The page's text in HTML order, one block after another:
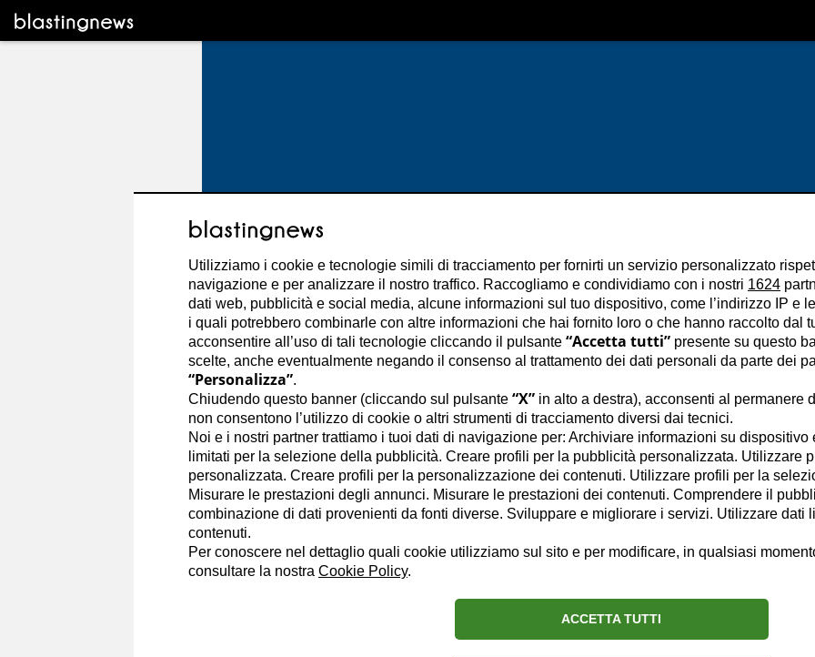
Federico Corna
Portfolio Chi sono Connessioni
Federico Corna
11/2/2015
I pronostici della 22° giornata di serie A
Utilizziamo i cookie e tecnologie simili di tracciamento per fornirti un servizio personalizzato
navigazione e per analizzare il nostro traffico. Raccogliamo e condividiamo con i nostri 1624
dati web, pubblicità e social media, alcune informazioni sul tuo dispositivo, come l’indirizzo IP e
i quali potrebbero combinarle con altre informazioni che hai fornito loro o che hanno raccolto dal
acconsentire all’uso di tali tecnologie cliccando il pulsante “Accetta tutti” presente su questo
scelte, anche eventualmente negando il consenso al trattamento dei dati personali da parte dei
“Personalizza”.
Chiudendo questo banner (cliccando sul pulsante “X” in alto a destra), acconsenti al permanere
non consentono l’utilizzo di cookie o altri strumenti di tracciamento diversi dai tecnici.
Noi e i nostri partner trattiamo i tuoi dati di navigazione per: Archiviare informazioni su
limitati per la selezione della pubblicità. Creare profili per la pubblicità personalizzata. Utilizzare
personalizzata. Creare profili per la personalizzazione dei contenuti. Utilizzare profili per la
Misurare le prestazioni degli annunci. Misurare le prestazioni dei contenuti. Comprendere il
combinazione di dati provenienti da fonti diverse. Sviluppare e migliorare i servizi. Utilizzare dati
contenuti.
Per conoscere nel dettaglio quali cookie utilizziamo sul sito e per modificare, in qualsiasi
consultare la nostra Cookie Policy.
ACCETTA TUTTI